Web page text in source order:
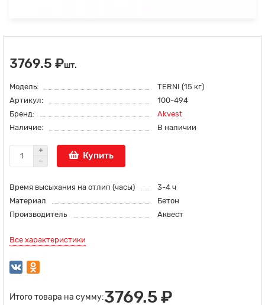
3769.5 ₽шт.
Модель:
TERNI (15 кг)
Артикул:
100-494
Бренд:
Akvest
Наличие:
В наличии
Купить
Время высыхания на отлип (часы)
3-4 ч
Материал
Бетон
Производитель
Аквест
Все характеристики
Итого товара на сумму:3769.5 ₽